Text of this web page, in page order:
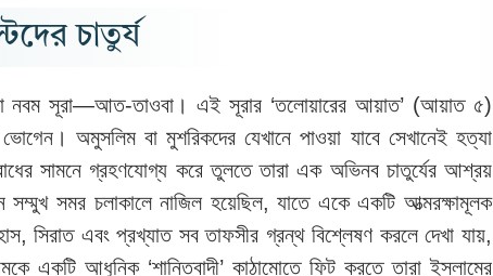
চাতুর্য
নবম সূরা—আত-তাওবা। এই সূরার ‘তলোয়ারের আয়াত’ (আয়াত ৫)
অমুসলিম বা মুশরিকদের যেখানে পাওয়া যাবে সেখানেই হত্যা
সামনে গ্রহণযোগ্য করে তুলতে তারা এক অভিনব চাতুর্যের আশ্রয়
সমর চলাকালে নাজিল হয়েছিল, যাতে একে একটি আত্মরক্ষামূলক
সিরাত এবং প্রখ্যাত সব তাফসীর গ্রন্থ বিশ্লেষণ করলে দেখা যায়,
একটি আধুনিক ‘শান্তিবাদী’ কাঠামোতে ফিট করতে তারা ইসলামের